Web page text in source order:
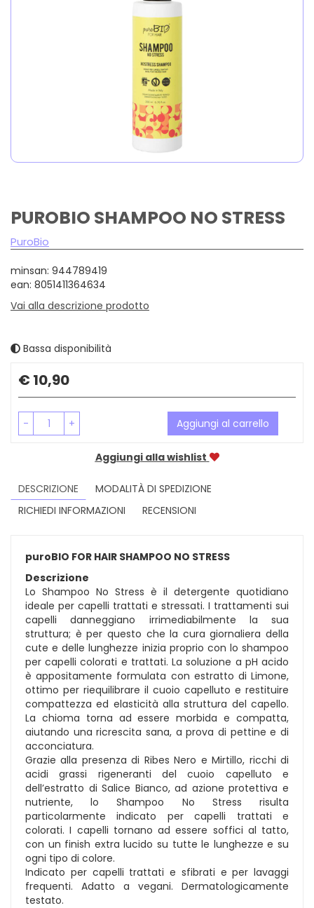
PUROBIO SHAMPOO NO STRESS
PuroBio
minsan: 944789419
ean: 8051411364634
Vai alla descrizione prodotto
Bassa disponibilità
Prezzo
€ 10,90
- + Aggiungi al carrello
Aggiungi alla wishlist
DESCRIZIONE
MODALITÀ DI SPEDIZIONE
RICHIEDI INFORMAZIONI
RECENSIONI
puroBIO FOR HAIR SHAMPOO NO STRESS
Descrizione
Lo Shampoo No Stress è il detergente quotidiano
ideale per capelli trattati e stressati. I trattamenti sui
capelli danneggiano irrimediabilmente la sua
struttura; è per questo che la cura giornaliera della
cute e delle lunghezze inizia proprio con lo shampoo
per capelli colorati e trattati. La soluzione a pH acido
è appositamente formulata con estratto di Limone,
ottimo per riequilibrare il cuoio capelluto e restituire
compattezza ed elasticità alla struttura del capello.
La chioma torna ad essere morbida e compatta,
aiutando una ricrescita sana, a prova di pettine e di
acconciatura.
Grazie alla presenza di Ribes Nero e Mirtillo, ricchi di
acidi grassi rigeneranti del cuoio capelluto e
dell’estratto di Salice Bianco, ad azione protettiva e
nutriente, lo Shampoo No Stress risulta
particolarmente indicato per capelli trattati e
colorati. I capelli tornano ad essere soffici al tatto,
con un finish extra lucido su tutte le lunghezze e su
ogni tipo di colore.
Indicato per capelli trattati e sfibrati e per lavaggi
frequenti. Adatto a vegani. Dermatologicamente
testato.